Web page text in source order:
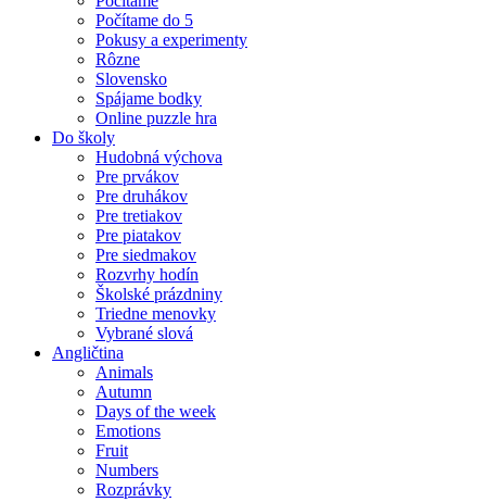
Počítame do 5
Pokusy a experimenty
Rôzne
Slovensko
Spájame bodky
Online puzzle hra
Do školy
Hudobná výchova
Pre prvákov
Pre druhákov
Pre tretiakov
Pre piatakov
Pre siedmakov
Rozvrhy hodín
Školské prázdniny
Triedne menovky
Vybrané slová
Angličtina
Animals
Autumn
Days of the week
Emotions
Fruit
Numbers
Rozprávky